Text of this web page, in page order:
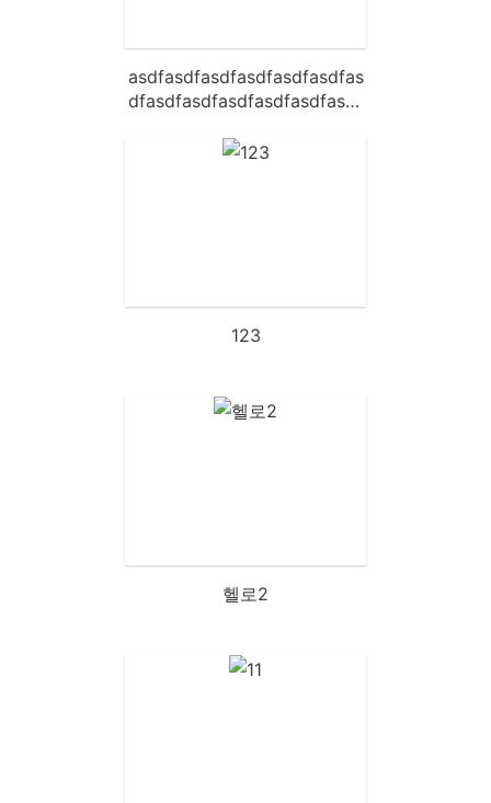
asdfasdfasdfasdfasdfasdfas
dfasdfasdfasdfasdfasdfasdf
dfasdfasdfasdfasdfasdfasdf
123
헬로2